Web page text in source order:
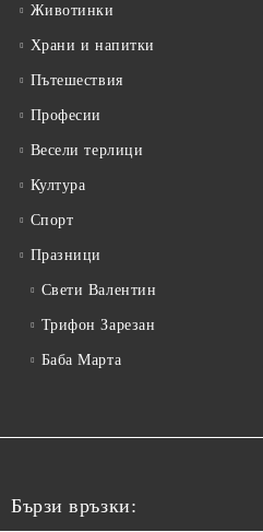
Животинки
Храни и напитки
Пътешествия
Професии
Весели терлици
Култура
Спорт
Празници
Свети Валентин
Трифон Зарезан
Баба Марта
Бързи връзки: